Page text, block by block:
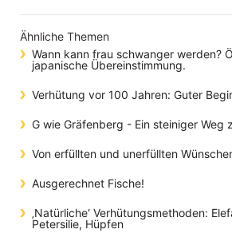
Ähnliche Themen
Wann kann frau schwanger werden?
japanische Übereinstimmung.
Verhütung vor 100 Jahren: Guter
G wie Gräfenberg - Ein steiniger Weg
Von erfüllten und unerfüllten
Ausgerechnet Fische!
‚Natürliche‘ Verhütungsmethoden:
Petersilie, Hüpfen